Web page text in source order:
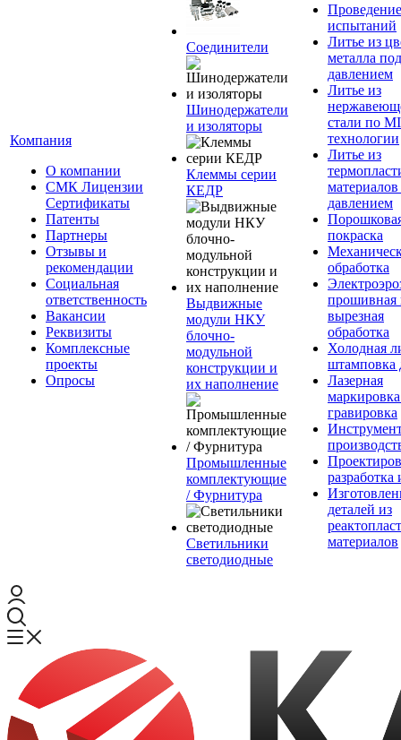
Компания
О компании
СМК Лицензии
Сертификаты
Патенты
Партнеры
Отзывы и
рекомендации
Социальная
ответственность
Вакансии
Реквизиты
Комплексные
проекты
Опросы
Соединители
Шинодержатели
и изоляторы
Клеммы серии
КЕДР
Выдвижные
модули НКУ
блочно-
модульной
конструкции и
их наполнение
Промышленные
комплектующие
/ Фурнитура
Светильники
светодиодные
Проведение
испытаний
Литье из
металла под
давлением
Литье из
стали по
технологии
Литье из
давлением
покраска
обработка
прошивная
вырезная
обработка
Холодная
штамповка
Лазерная
гравировка
разработка
деталей из
материалов